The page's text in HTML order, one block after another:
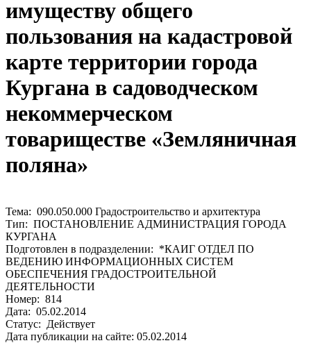
имуществу общего
пользования на кадастровой
карте территории города
Кургана в садоводческом
некоммерческом
товариществе «Земляничная
поляна»
Тема: 090.050.000 Градостроительство и архитектура
Тип: ПОСТАНОВЛЕНИЕ АДМИНИСТРАЦИЯ ГОРОДА
КУРГАНА
Подготовлен в подразделении: *КАИГ ОТДЕЛ ПО
ВЕДЕНИЮ ИНФОРМАЦИОННЫХ СИСТЕМ
ОБЕСПЕЧЕНИЯ ГРАДОСТРОИТЕЛЬНОЙ
ДЕЯТЕЛЬНОСТИ
Номер: 814
Дата: 05.02.2014
Статус: Действует
Дата публикации на сайте: 05.02.2014